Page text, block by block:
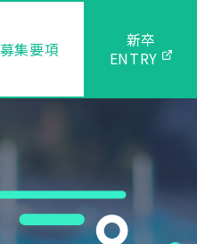
募集要項
新卒
ENTRY